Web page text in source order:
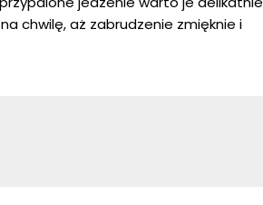
chwilę, aż zabrudzenie zmięknie i